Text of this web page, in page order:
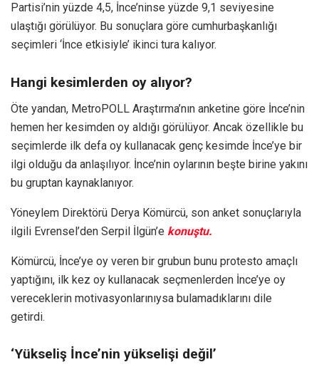
Partisi’nin yüzde 4,5, İnce’ninse yüzde 9,1 seviyesine
ulaştığı görülüyor. Bu sonuçlara göre cumhurbaşkanlığı
seçimleri ‘İnce etkisiyle’ ikinci tura kalıyor.
Hangi kesimlerden oy alıyor?
Öte yandan, MetroPOLL Araştırma’nın anketine göre İnce’nin
hemen her kesimden oy aldığı görülüyor. Ancak özellikle bu
seçimlerde ilk defa oy kullanacak genç kesimde İnce’ye bir
ilgi olduğu da anlaşılıyor. İnce’nin oylarının beşte birine yakını
bu gruptan kaynaklanıyor.
Yöneylem Direktörü Derya Kömürcü, son anket sonuçlarıyla
ilgili Evrensel’den Serpil İlgün’e konuştu.
Kömürcü, İnce’ye oy veren bir grubun bunu protesto amaçlı
yaptığını, ilk kez oy kullanacak seçmenlerden İnce’ye oy
vereceklerin motivasyonlarınıysa bulamadıklarını dile
getirdi.
‘Yükseliş İnce’nin yükselişi değil’